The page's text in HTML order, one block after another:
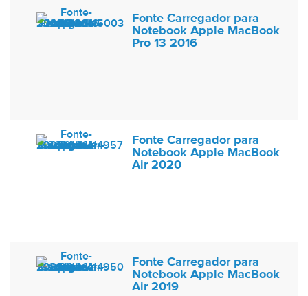
Fonte Carregador para
Notebook Apple MacBook
Pro 13 2016
Fonte Carregador para
Notebook Apple MacBook
Air 2020
Fonte Carregador para
Notebook Apple MacBook
Air 2019